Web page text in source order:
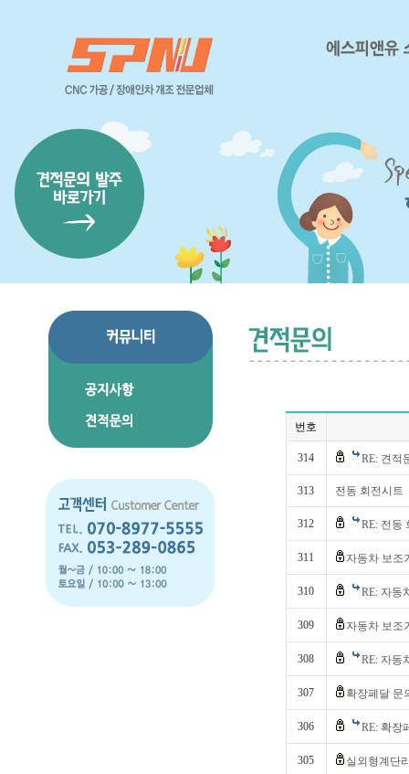
번호
314 RE: 견적
313 전동 회전시트
312 RE: 전동
311 자동차 보조
310 RE: 자동
309 자동차 보조
308 RE: 자동
307 확장페달 문
306 RE: 확장
305 실외형계단